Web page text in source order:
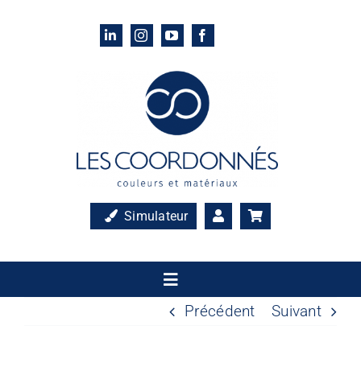
Simulateur
Toggle
Navigation
Précédent Suivant